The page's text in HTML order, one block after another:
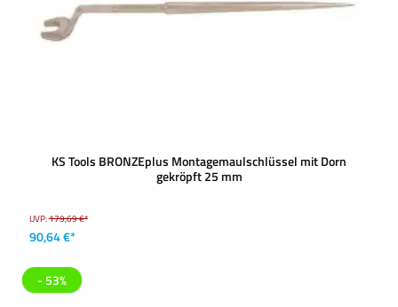
KS Tools BRONZEplus Montagemaulschlüssel mit Dorn
gekröpft 25 mm
UVP:179,69 €*
90,64 €*
- 53%